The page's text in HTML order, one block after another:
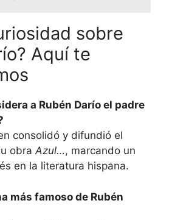
sobre
Aquí te
a Rubén Darío el padre
consolidó y difundió el
obraAzul…, marcando un
en la literatura hispana.
más famoso de Rubén